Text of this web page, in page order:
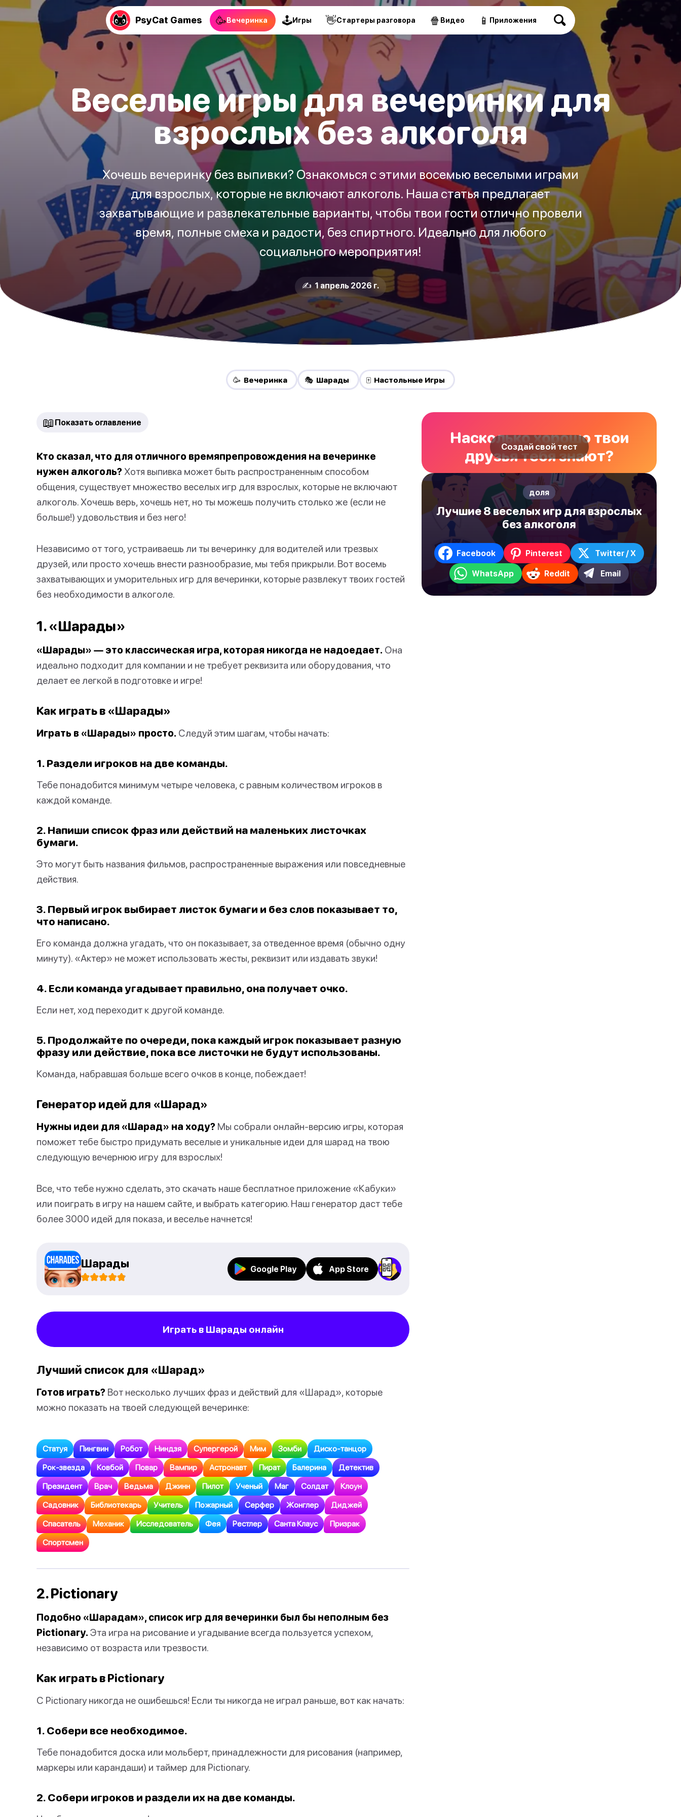
PsyCat Games 🥳Вечеринка 🕹Игры 👋Стартеры разговора 🍿 Видео 📱 Приложения
Веселые игры для вечеринки для
взрослых без алкоголя
Хочешь вечеринку без выпивки? Ознакомься с этими восемью веселыми играми
для взрослых, которые не включают алкоголь. Наша статья предлагает
захватывающие и развлекательные варианты, чтобы твои гости отлично провели
время, полные смеха и радости, без спиртного. Идеально для любого
социального мероприятия!
✍️ 1 апрель 2026 г.
🥳 Вечеринка 🎭 Шарады 🀄 Настольные Игры
📖 Показать оглавление
Кто сказал, что для отличного времяпрепровождения на вечеринке
нужен алкоголь? Хотя выпивка может быть распространенным способом
общения, существует множество веселых игр для взрослых, которые не включают
алкоголь. Хочешь верь, хочешь нет, но ты можешь получить столько же (если не
больше!) удовольствия и без него!
Независимо от того, устраиваешь ли ты вечеринку для водителей или трезвых
друзей, или просто хочешь внести разнообразие, мы тебя прикрыли. Вот восемь
захватывающих и уморительных игр для вечеринки, которые развлекут твоих гостей
без необходимости в алкоголе.
1. «Шарады»
«Шарады» — это классическая игра, которая никогда не надоедает. Она
идеально подходит для компании и не требует реквизита или оборудования, что
делает ее легкой в подготовке и игре!
Как играть в «Шарады»
Играть в «Шарады» просто. Следуй этим шагам, чтобы начать:
1. Раздели игроков на две команды.
Тебе понадобится минимум четыре человека, с равным количеством игроков в
каждой команде.
2. Напиши список фраз или действий на маленьких листочках
бумаги.
Это могут быть названия фильмов, распространенные выражения или повседневные
действия.
3. Первый игрок выбирает листок бумаги и без слов показывает то,
что написано.
Его команда должна угадать, что он показывает, за отведенное время (обычно одну
минуту). «Актер» не может использовать жесты, реквизит или издавать звуки!
4. Если команда угадывает правильно, она получает очко.
Если нет, ход переходит к другой команде.
5. Продолжайте по очереди, пока каждый игрок показывает разную
фразу или действие, пока все листочки не будут использованы.
Команда, набравшая больше всего очков в конце, побеждает!
Генератор идей для «Шарад»
Нужны идеи для «Шарад» на ходу? Мы собрали онлайн-версию игры, которая
поможет тебе быстро придумать веселые и уникальные идеи для шарад на твою
следующую вечернюю игру для взрослых!
Все, что тебе нужно сделать, это скачать наше бесплатное приложение «Кабуки»
или поиграть в игру на нашем сайте, и выбрать категорию. Наш генератор даст тебе
более 3000 идей для показа, и веселье начнется!
Шарады Google Play App Store
Играть в Шарады онлайн
Лучший список для «Шарад»
Готов играть? Вот несколько лучших фраз и действий для «Шарад», которые
можно показать на твоей следующей вечеринке:
Статуя Пингвин Робот Ниндзя Супергерой Мим Зомби Диско-танцор
Рок-звезда Ковбой Повар Вампир Астронавт Пират Балерина Детектив
Президент Врач Ведьма Джинн Пилот Ученый Маг Солдат Клоун
Садовник Библиотекарь Учитель Пожарный Серфер Жонглер Диджей
Спасатель Механик Исследователь Фея Рестлер Санта Клаус Призрак
Спортсмен
2. Pictionary
Подобно «Шарадам», список игр для вечеринки был бы неполным без
Pictionary. Эта игра на рисование и угадывание всегда пользуется успехом,
независимо от возраста или трезвости.
Как играть в Pictionary
С Pictionary никогда не ошибешься! Если ты никогда не играл раньше, вот как начать:
1. Собери все необходимое.
Тебе понадобится доска или мольберт, принадлежности для рисования (например,
маркеры или карандаши) и таймер для Pictionary.
2. Собери игроков и раздели их на две команды.
Насколько хорошо твои
друзья тебя знают?
Создай свой тест
доля
Лучшие 8 веселых игр для взрослых
без алкоголя
Facebook Pinterest Twitter / X
WhatsApp Reddit Email